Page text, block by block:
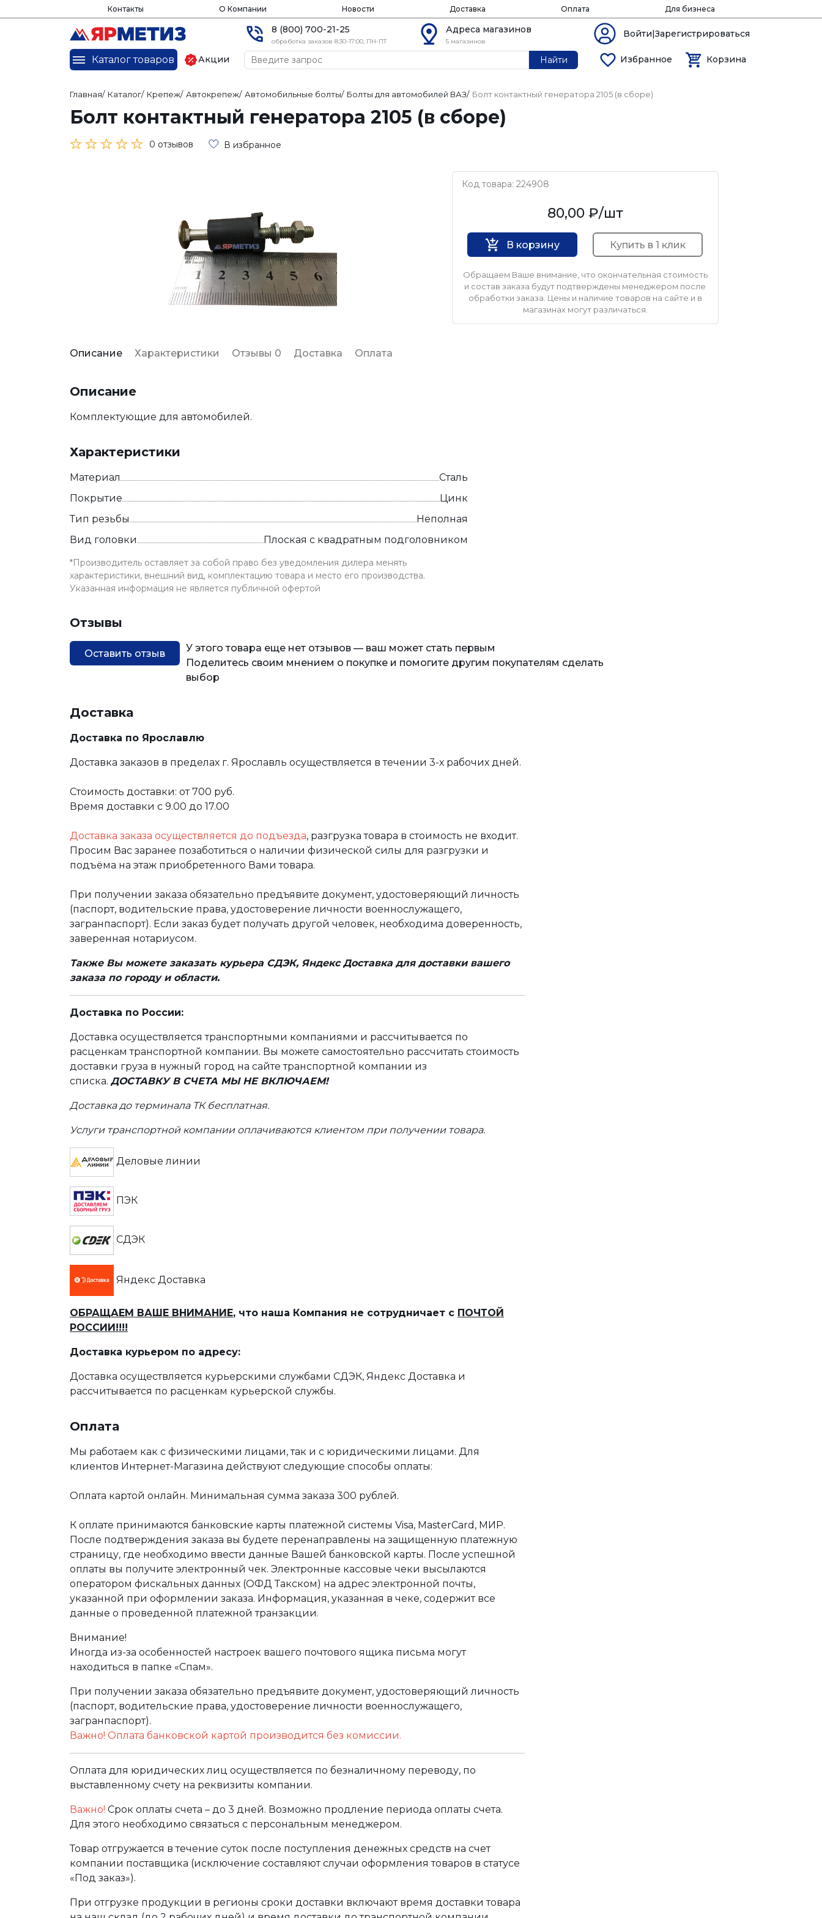
Контакты О Компании Новости Доставка Оплата Для бизнеса
8 (800) 700-21-25
обработка заказов 8:30-17:00, ПН-ПТ
Адреса магазинов
5 магазинов
Войти|Зарегистрироваться
Каталог товаров Акции Найти Избранное Корзина
Главная/ Каталог/ Крепеж/ Автокрепеж/ Автомобильные болты/ Болты для автомобилей ВАЗ/ Болт контактный генератора 2105 (в сборе)
Болт контактный генератора 2105 (в сборе)
0 отзывов В избранное
Код товара: 224908
80,00 ₽/шт
В корзину Купить в 1 клик
Обращаем Ваше внимание, что окончательная стоимость
и состав заказа будут подтверждены менеджером после
обработки заказа. Цены и наличие товаров на сайте и в
магазинах могут различаться.
Описание Характеристики Отзывы 0 Доставка Оплата
Описание
Комплектующие для автомобилей.
Характеристики
Материал
Сталь
Покрытие
Цинк
Тип резьбы
Неполная
Вид головки
Плоская с квадратным подголовником
*Производитель оставляет за собой право без уведомления дилера менять
характеристики, внешний вид, комплектацию товара и место его производства.
Указанная информация не является публичной офертой
Отзывы
Оставить отзыв
У этого товара еще нет отзывов — ваш может стать первым
Поделитесь своим мнением о покупке и помогите другим покупателям сделать
выбор
Доставка
Доставка по Ярославлю
Доставка заказов в пределах г. Ярославль осуществляется в течении 3-х рабочих дней.
Стоимость доставки: от 700 руб.
Время доставки с 9.00 до 17.00
Доставка заказа осуществляется до подъезда, разгрузка товара в стоимость не входит.
Просим Вас заранее позаботиться о наличии физической силы для разгрузки и
подъёма на этаж приобретенного Вами товара.
При получении заказа обязательно предъявите документ, удостоверяющий личность
(паспорт, водительские права, удостоверение личности военнослужащего,
загранпаспорт). Если заказ будет получать другой человек, необходима доверенность,
заверенная нотариусом.
Также Вы можете заказать курьера СДЭК, Яндекс Доставка для доставки вашего
заказа по городу и области.
Доставка по России:
Доставка осуществляется транспортными компаниями и рассчитывается по
расценкам транспортной компании. Вы можете самостоятельно рассчитать стоимость
доставки груза в нужный город на сайте транспортной компании из
списка. ДОСТАВКУ В СЧЕТА МЫ НЕ ВКЛЮЧАЕМ!
Доставка до терминала ТК бесплатная.
Услуги транспортной компании оплачиваются клиентом при получении товара.
Деловые линии
ПЭК
СДЭК
Яндекс Доставка
ОБРАЩАЕМ ВАШЕ ВНИМАНИЕ, что наша Компания не сотрудничает с ПОЧТОЙ
РОССИИ!!!!
Доставка курьером по адресу:
Доставка осуществляется курьерскими службами СДЭК, Яндекс Доставка и
рассчитывается по расценкам курьерской службы.
Оплата
Мы работаем как с физическими лицами, так и с юридическими лицами. Для
клиентов Интернет-Магазина действуют следующие способы оплаты:
Оплата картой онлайн. Минимальная сумма заказа 300 рублей.
К оплате принимаются банковские карты платежной системы Visa, MasterCard, МИР.
После подтверждения заказа вы будете перенаправлены на защищенную платежную
страницу, где необходимо ввести данные Вашей банковской карты. После успешной
оплаты вы получите электронный чек. Электронные кассовые чеки высылаются
оператором фискальных данных (ОФД Такском) на адрес электронной почты,
указанной при оформлении заказа. Информация, указанная в чеке, содержит все
данные о проведенной платежной транзакции.
Внимание!
Иногда из-за особенностей настроек вашего почтового ящика письма могут
находиться в папке «Спам».
При получении заказа обязательно предъявите документ, удостоверяющий личность
(паспорт, водительские права, удостоверение личности военнослужащего,
загранпаспорт).
Важно! Оплата банковской картой производится без комиссии.
Оплата для юридических лиц осуществляется по безналичному переводу, по
выставленному счету на реквизиты компании.
Важно! Срок оплаты счета – до 3 дней. Возможно продление периода оплаты счета.
Для этого необходимо связаться с персональным менеджером.
Товар отгружается в течение суток после поступления денежных средств на счет
компании поставщика (исключение составляют случаи оформления товаров в статусе
«Под заказ»).
При отгрузке продукции в регионы сроки доставки включают время доставки товара